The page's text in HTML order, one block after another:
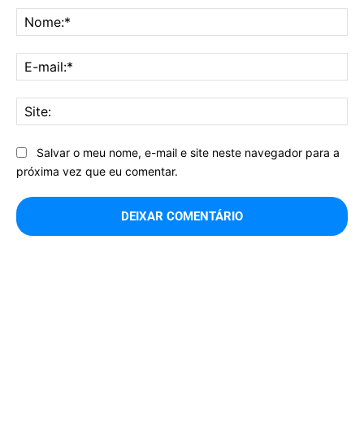
Salvar o meu nome, e-mail e site neste navegador para a
próxima vez que eu comentar.